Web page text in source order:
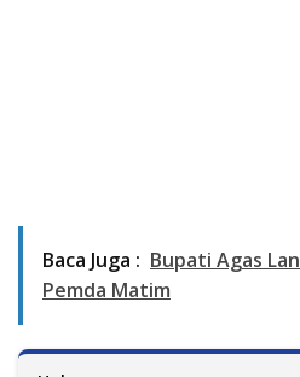
Baca Juga : Bupati Agas
Pemda Matim